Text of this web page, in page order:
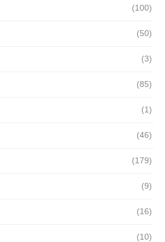
(100)
(50)
(3)
(85)
(1)
(46)
(179)
(9)
(16)
(10)